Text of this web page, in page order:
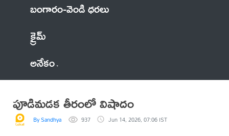
బంగారం-వెండి ధరలు
క్రైమ్
అనేకం
పూడిమడక తీరంలో విషాదం
By Sandhya 937 Jun 14, 2026, 07:06 IST